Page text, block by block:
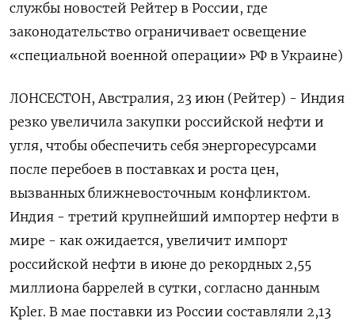
службы новостей Рейтер в России, где
законодательство ограничивает освещение
«специальной военной операции» РФ в Украине)
ЛОНСЕСТОН, Австралия, 23 июн (Рейтер) - Индия
резко увеличила закупки российской нефти и
угля, чтобы обеспечить себя энергоресурсами
после перебоев в поставках и роста цен,
вызванных ближневосточным конфликтом.
Индия - третий крупнейший импортер нефти в
мире - как ожидается, увеличит ‌импорт
российской нефти в июне до рекордных 2,55
миллиона баррелей в сутки, согласно данным
Kpler. В мае поставки из России составляли 2,13